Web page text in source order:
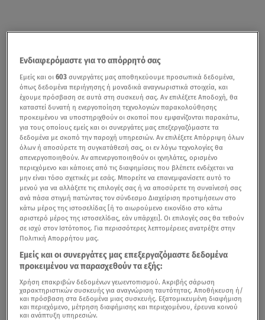
Ενδιαφερόμαστε για το απόρρητό σας
Εμείς και οι603 συνεργάτες μας αποθηκεύουμε προσωπικά δεδομένα,
όπως δεδομένα περιήγησης ή μοναδικά αναγνωριστικά στοιχεία, και
έχουμε πρόσβαση σε αυτά στη συσκευή σας. Αν επιλέξετε Αποδοχή, θα
καταστεί δυνατή η ενεργοποίηση τεχνολογιών παρακολούθησης
προκειμένου να υποστηριχθούν οι σκοποί που εμφανίζονται παρακάτω,
για τους οποίους εμείς και οι συνεργάτες μας επεξεργαζόμαστε τα
δεδομένα με σκοπό την παροχή υπηρεσιών. Αν επιλέξετε Απόρριψη όλων
όλων ή αποσύρετε τη συγκατάθεσή σας, οι εν λόγω τεχνολογίες θα
απενεργοποιηθούν. Αν απενεργοποιηθούν οι ιχνηλάτες, ορισμένο
περιεχόμενο και κάποιες από τις διαφημίσεις που βλέπετε ενδέχεται να
μην είναι τόσο σχετικές με εσάς. Μπορείτε να επανεμφανίσετε αυτό το
μενού για να αλλάξετε τις επιλογές σας ή να αποσύρετε τη συναίνεσή σας
ανά πάσα στιγμή πατώντας τον σύνδεσμο Διαχείριση προτιμήσεων στο
κάτω μέρος της ιστοσελίδας [ή το αιωρούμενο εικονίδιο στο κάτω
αριστερό μέρος της ιστοσελίδας, εάν υπάρχει]. Οι επιλογές σας θα τεθούν
σε ισχύ στον Ιστότοπος. Για περισσότερες λεπτομέρειες ανατρέξτε στην
Πολιτική Απορρήτου μας.
Εμείς και οι συνεργάτες μας επεξεργαζόμαστε δεδομένα
προκειμένου να παρασχεθούν τα εξής:
Χρήση επακριβών δεδομένων γεωεντοπισμού. Ακριβής σάρωση
χαρακτηριστικών συσκευής για αναγνώριση ταυτότητας. Αποθήκευση ή/
και πρόσβαση στα δεδομένα μιας συσκευής. Εξατομικευμένη διαφήμιση
και περιεχόμενο, μέτρηση διαφήμισης και περιεχομένου, έρευνα κοινού
και ανάπτυξη υπηρεσιών.